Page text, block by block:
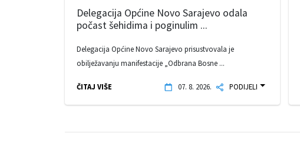
Delegacija Općine Novo Sarajevo odala
počast šehidima i poginulim ...
Delegacija Općine Novo Sarajevo prisustvovala je
obilježavanju manifestacije „Odbrana Bosne ...
ČITAJ VIŠE 07. 8. 2026. PODIJELI